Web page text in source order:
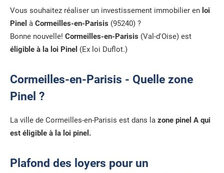
Vous souhaitez réaliser un investissement immobilier en loi
Pinel à Cormeilles-en-Parisis (95240) ?
Bonne nouvelle! Cormeilles-en-Parisis (Val-d'Oise) est
éligible à la loi Pinel (Ex loi Duflot.)
Cormeilles-en-Parisis - Quelle zone
Pinel ?
La ville de Cormeilles-en-Parisis est dans la zone pinel A qui
est éligible à la loi pinel.
Plafond des loyers pour un